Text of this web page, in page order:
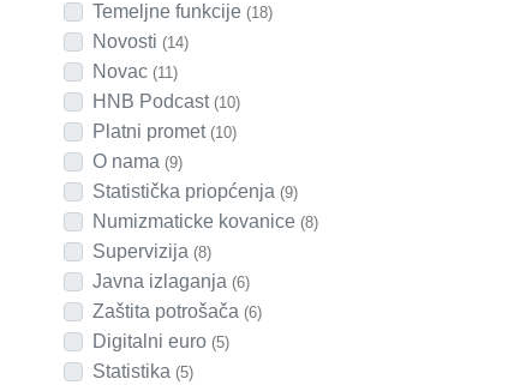
Temeljne funkcije (18)
Novosti (14)
Novac (11)
HNB Podcast (10)
Platni promet (10)
O nama (9)
Statistička priopćenja (9)
Numizmaticke kovanice (8)
Supervizija (8)
Javna izlaganja (6)
Zaštita potrošača (6)
Digitalni euro (5)
Statistika (5)